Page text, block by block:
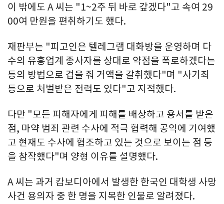
이 밖에도 A 씨는 "1~2주 뒤 바로 갚겠다"고 속여 29
00여 만원을 편취하기도 했다.
재판부는 "피고인은 텔레그램 대화방을 운영하며 다
수의 유흥업계 종사자를 상대로 약점을 폭로하겠다는
등의 방법으로 겁을 줘 거액을 갈취했다"며 "사기죄
등으로 처벌받은 전력도 있다"고 지적했다.
다만 "모든 피해자에게 피해를 배상하고 용서를 받은
점, 마약 범죄 관련 수사에 적극 협력해 공익에 기여했
고 현재도 수사에 협조하고 있는 것으로 보이는 점 등
을 참작했다"며 양형 이유를 설명했다.
A 씨는 과거 캄보디아에서 발생한 한국인 대학생 사망
사건 용의자 중 한 명을 지목한 인물로 알려졌다.